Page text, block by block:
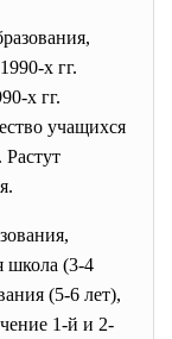
х гг.
х гг.
учащихся
школа (3-4
(5-6 лет),
1-й и 2-